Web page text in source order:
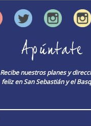
Apúntate
Recibe nuestros planes y
feliz en San Sebastián y el